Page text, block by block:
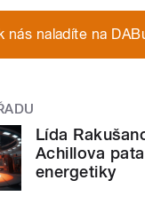
nás naladíte na
Lída
Achillova
energetiky